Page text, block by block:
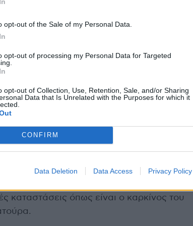
opt-out of the Sale of my Personal Data.
opt-out of processing my Personal Data for Targeted
opt-out of Collection, Use, Retention, Sale, and/or Sharing
Data that Is Unrelated with the Purposes for which it
CONFIRM
Data Deletion Data Access Privacy Policy
κολλαγόνο διαρκεί πολλά χρόνια, τα
συχνά ως δερματολόγοι, ότι
το δέρμα, για μήνες ή ακόμη και
η Δρ. Τσιατούρα.
Frank Wang από το τμήμα
μόνο συνεδρία εφαρμογής με
σε γρήγορη και με μεγάλη διάρκεια
τις λύσεις που έχουμε για την
οδηγία που πρέπει να τηρούμε όλοι: η
και τα εκτεθειμένα σημεία στο σώμα
τη φωτογήρανση, αλλά επίσης
όπως είναι ο καρκίνος του